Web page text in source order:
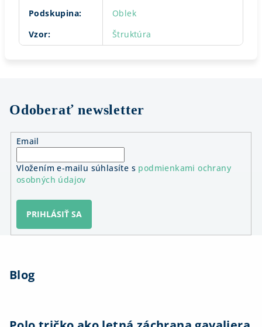
Podskupina:
Oblek
Vzor: Štruktúra
Odoberať newsletter
Email
Vložením e-mailu súhlasíte s podmienkami ochrany
osobných údajov
PRIHLÁSIŤ SA
Blog